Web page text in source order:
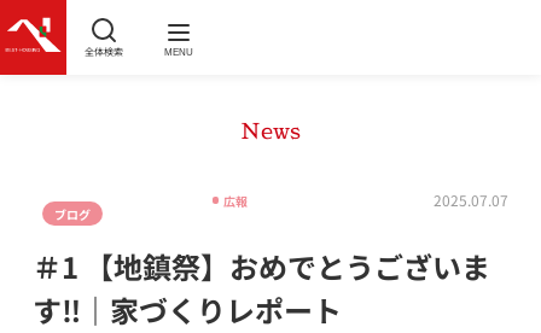
全体検索 MENU
News
ブログ
広報 2025.07.07
＃1 【地鎮祭】おめでとうございま
す‼｜家づくりレポート